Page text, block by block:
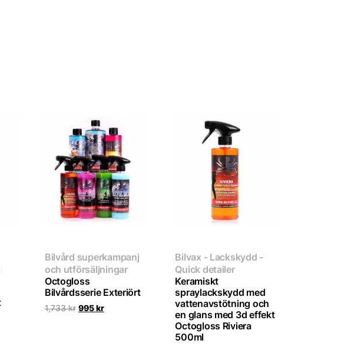
Bilvård superkampanj
och utförsäljningar
Octogloss
Bilvårdsserie Exteriört
1,733kr Det
995krDet
Bilvax - Lackskydd -
Quick detailer
Keramiskt
spraylackskydd med
vattenavstötning och
en glans med 3d effekt
Octogloss Riviera
500ml